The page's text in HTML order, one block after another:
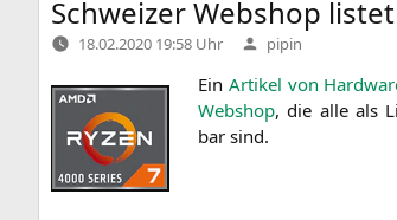
Schweizer Webshop listet
18.02.2020 19:58 Uhr Verfasst
von
pipin
Ein Arti­kel von
Web­shop, die alle als
bar sind.